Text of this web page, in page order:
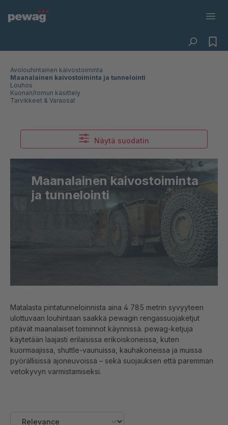
Avolouhintainen kaivostoiminta
Maanalainen kaivostoiminta ja tunnelointi
Louhos
Kuonan/romun käsittely
Tarvikkeet & Varaosat
Näytä suodatin
Maanalainen kaivostoiminta
ja tunnelointi
Matalasta pintatunneloinnista aina 4 785 metrin syvyyteen
ulottuvaan louhintaan saakka pewagin rengassuojaketjut
pitävät maanalaiset toiminnot käynnissä. pewag-ketjuja
käytetään laajasti erilaisissa erikoiskoneissa, kuten
kuormaajissa, shuttle-vaunuissa, kauhakoneissa ja muissa
pyörällisissä ajoneuvoissa – sekä suojauksen että paremman
vetokyvyn varmistamiseksi.